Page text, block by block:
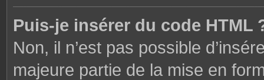
Puis-je insérer du code HTML
Non, il n’est pas possible
majeure partie de la mise en